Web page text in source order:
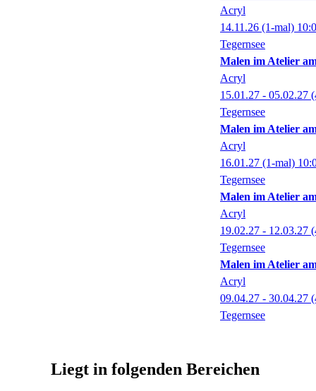
Acryl
14.11.26 (1-mal)
Tegernsee
Malen im Atelier
Acryl
15.01.27 - 05.02.27
Tegernsee
Malen im Atelier
Acryl
16.01.27 (1-mal)
Tegernsee
Malen im Atelier
Acryl
19.02.27 - 12.03.27
Tegernsee
Malen im Atelier
Acryl
09.04.27 - 30.04.27
Tegernsee
Liegt in folgenden Bereichen